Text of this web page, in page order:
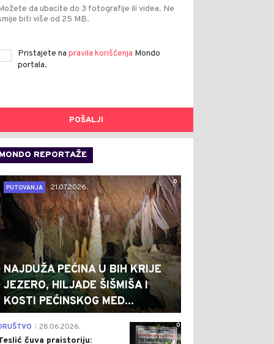
da ubacite do 3 fotografije ili videa. Ne
biti više od 25 MB.
Pristajete na pravila korišćenja Mondo
portala.
POŠALJI
MONDO REPORTAŽE
0
PUTOVANJA
21.07.2026.
NAJDUŽA PEĆINA U BIH KRIJE
JEZERO, HILJADE ŠIŠMIŠA I
KOSTI PEĆINSKOG MED...
0
28.06.2026.
čuva praistoriju: